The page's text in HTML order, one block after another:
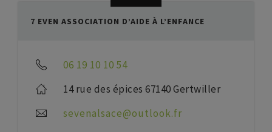
7 EVEN ASSOCIATION D’AIDE À L’ENFANCE
06 19 10 10 54
14 rue des épices 67140 Gertwiller
sevenalsace@outlook.fr